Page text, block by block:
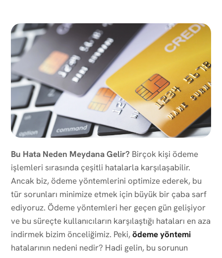
Bu Hata Neden Meydana Gelir? Birçok kişi ödeme
işlemleri sırasında çeşitli hatalarla karşılaşabilir.
Ancak biz, ödeme yöntemlerini optimize ederek, bu
tür sorunları minimize etmek için büyük bir çaba sarf
ediyoruz. Ödeme yöntemleri her geçen gün gelişiyor
ve bu süreçte kullanıcıların karşılaştığı hataları en aza
indirmek bizim önceliğimiz. Peki,ödeme yöntemi
hatalarının nedeni nedir? Hadi gelin, bu sorunun